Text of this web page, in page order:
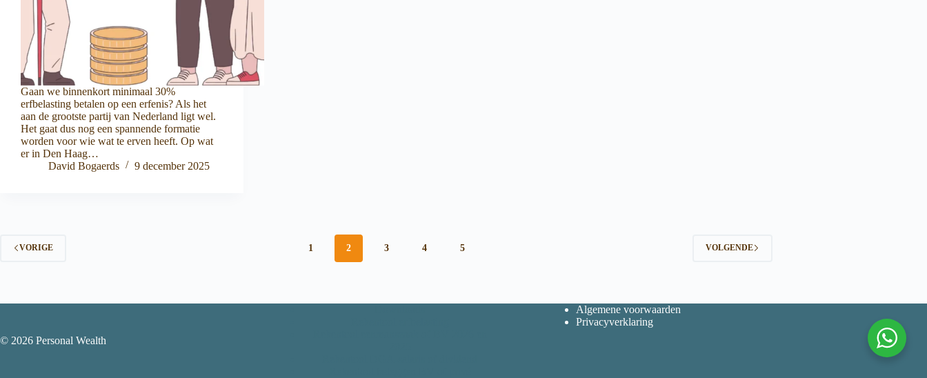
Gaan we binnenkort minimaal 30%
erfbelasting betalen op een erfenis? Als het
aan de grootste partij van Nederland ligt wel.
Het gaat dus nog een spannende formatie
worden voor wie wat te erven heeft. Op wat
er in Den Haag…
David Bogaerds
9 december 2025
VORIGE 1 2 3 4 5 VOLGENDE
© 2026 Personal Wealth
Algemene voorwaarden
Privacyverklaring